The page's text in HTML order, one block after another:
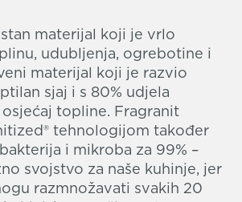
materijal koji je vrlo
udubljenja, ogrebotine i
materijal koji je razvio
sjaj i s 80% udjela
topline. Fragranit
tehnologijom također
i mikroba za 99% –
svojstvo za naše kuhinje, jer
razmnožavati svakih 20